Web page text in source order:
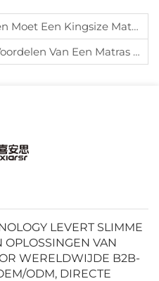
Hebben Voor Gezamenlijk Slapen Van Stellen?
Met Geheugenschuim Ten Opzichte Van Verenmatrassen?
LEVERT SLIMME
OPLOSSINGEN VAN
WERELDWIJDE B2B-
ODM, DIRECTE